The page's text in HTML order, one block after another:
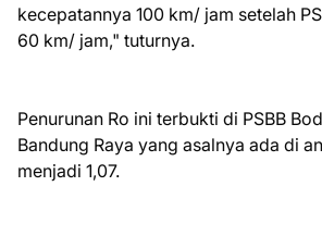
kecepatannya 100 km/ jam setelah
60 km/ jam," tuturnya.
Penurunan Ro ini terbukti di PSBB
Bandung Raya yang asalnya ada di
menjadi 1,07.